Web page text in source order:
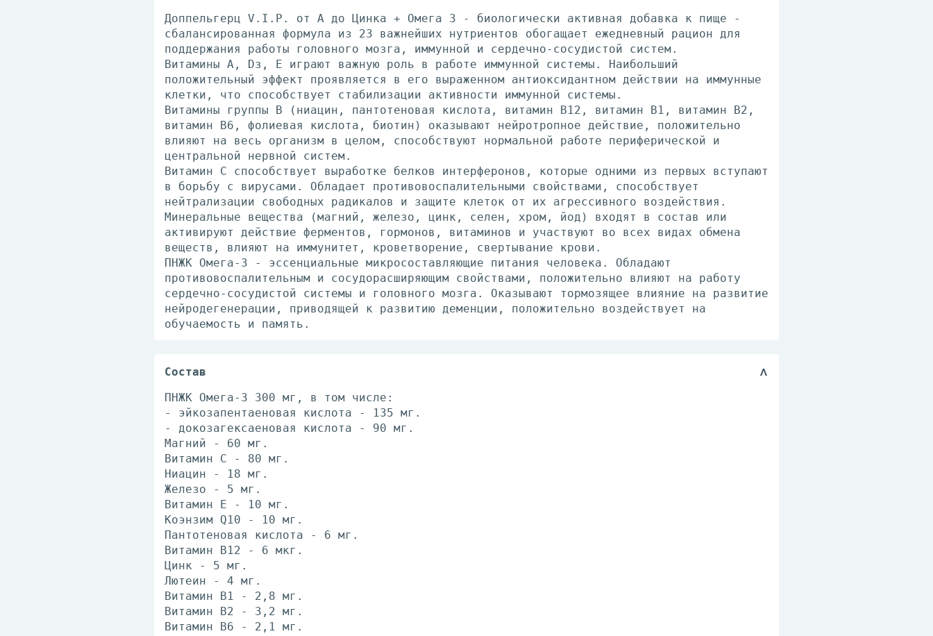
Доппельгерц V.I.P. от А до Цинка + Омега 3 - биологически активная добавка к пище -
сбалансированная формула из 23 важнейших нутриентов обогащает ежедневный рацион для
поддержания работы головного мозга, иммунной и сердечно-сосудистой систем.
Витамины А, Dз, E играют важную роль в работе иммунной системы. Наибольший
положительный эффект проявляется в его выраженном антиоксидантном действии на иммунные
клетки, что способствует стабилизации активности иммунной системы.
Витамины группы В (ниацин, пантотеновая кислота, витамин В12, витамин В1, витамин В2,
витамин В6, фолиевая кислота, биотин) оказывают нейротропное действие, положительно
влияют на весь организм в целом, способствуют нормальной работе периферической и
центральной нервной систем.
Витамин С способствует выработке белков интерферонов, которые одними из первых вступают
в борьбу с вирусами. Обладает противовоспалительными свойствами, способствует
нейтрализации свободных радикалов и защите клеток от их агрессивного воздействия.
Минеральные вещества (магний, железо, цинк, селен, хром, йод) входят в состав или
активируют действие ферментов, гормонов, витаминов и участвуют во всех видах обмена
веществ, влияют на иммунитет, кроветворение, свертывание крови.
ПНЖК Омега-3 - эссенциальные микросоставляющие питания человека. Обладают
противовоспалительным и сосудорасширяющим свойствами, положительно влияют на работу
сердечно-сосудистой системы и головного мозга. Оказывают тормозящее влияние на развитие
нейродегенерации, приводящей к развитию деменции, положительно воздействует на
обучаемость и память.
Состав
ПНЖК Омега-3 300 мг, в том числе:
- эйкозапентаеновая кислота - 135 мг.
- докозагексаеновая кислота - 90 мг.
Магний - 60 мг.
Витамин С - 80 мг.
Ниацин - 18 мг.
Железо - 5 мг.
Витамин Е - 10 мг.
Коэнзим Q10 - 10 мг.
Пантотеновая кислота - 6 мг.
Витамин В12 - 6 мкг.
Цинк - 5 мг.
Лютеин - 4 мг.
Витамин В1 - 2,8 мг.
Витамин В2 - 3,2 мг.
Витамин В6 - 2,1 мг.